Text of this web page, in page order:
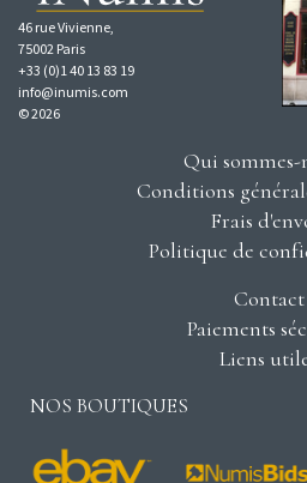
46 rue Vivienne,
75002 Paris
+33 (0)1 40 13 83 19
info@inumis.com
© 2026
Qui sommes-
Conditions
Frais
Politique de
Contact
Paiements
Liens
NOS BOUTIQUES